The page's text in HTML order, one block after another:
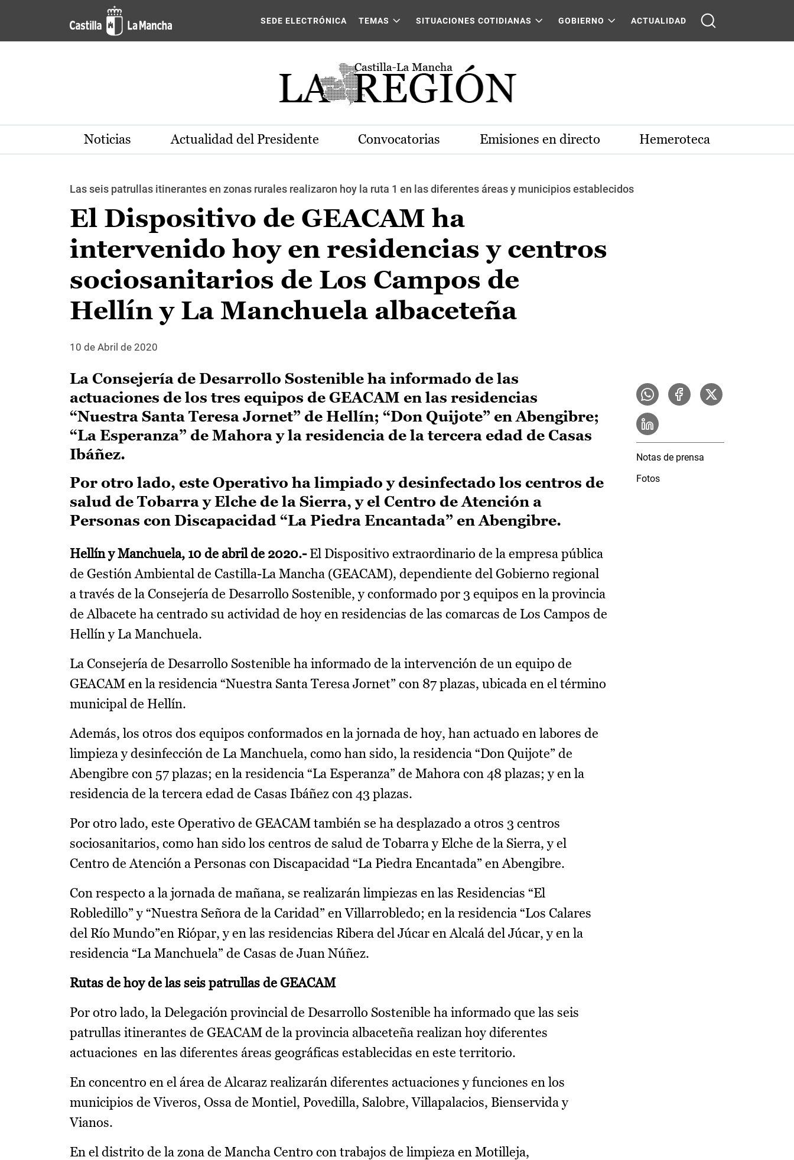
Pasar al contenido principal
SEDE ELECTRÓNICA TEMAS SITUACIONES COTIDIANAS GOBIERNO ACTUALIDAD
Noticias Actualidad del Presidente Convocatorias Emisiones en directo Hemeroteca
Las seis patrullas itinerantes en zonas rurales realizaron hoy la ruta 1 en las diferentes áreas y municipios establecidos
El Dispositivo de GEACAM ha
intervenido hoy en residencias y centros
sociosanitarios de Los Campos de
Hellín y La Manchuela albaceteña
10 de Abril de 2020
La Consejería de Desarrollo Sostenible ha informado de las
actuaciones de los tres equipos de GEACAM en las residencias
“Nuestra Santa Teresa Jornet” de Hellín; “Don Quijote” en Abengibre;
“La Esperanza” de Mahora y la residencia de la tercera edad de Casas
Ibáñez.
Por otro lado, este Operativo ha limpiado y desinfectado los centros de
salud de Tobarra y Elche de la Sierra, y el Centro de Atención a
Personas con Discapacidad “La Piedra Encantada” en Abengibre.
Hellín y Manchuela, 10 de abril de 2020.-El Dispositivo extraordinario de la empresa pública
de Gestión Ambiental de Castilla-La Mancha (GEACAM), dependiente del Gobierno regional
a través de la Consejería de Desarrollo Sostenible, y conformado por 3 equipos en la provincia
de Albacete ha centrado su actividad de hoy en residencias de las comarcas de Los Campos de
Hellín y La Manchuela.
La Consejería de Desarrollo Sostenible ha informado de la intervención de un equipo de
GEACAM en la residencia “Nuestra Santa Teresa Jornet” con 87 plazas, ubicada en el término
municipal de Hellín.
Además, los otros dos equipos conformados en la jornada de hoy, han actuado en labores de
limpieza y desinfección de La Manchuela, como han sido, la residencia “Don Quijote” de
Abengibre con 57 plazas; en la residencia “La Esperanza” de Mahora con 48 plazas; y en la
residencia de la tercera edad de Casas Ibáñez con 43 plazas.
Por otro lado, este Operativo de GEACAM también se ha desplazado a otros 3 centros
sociosanitarios, como han sido los centros de salud de Tobarra y Elche de la Sierra, y el
Centro de Atención a Personas con Discapacidad “La Piedra Encantada” en Abengibre.
Con respecto a la jornada de mañana, se realizarán limpiezas en las Residencias “El
Robledillo” y “Nuestra Señora de la Caridad” en Villarrobledo; en la residencia “Los Calares
del Río Mundo”en Riópar, y en las residencias Ribera del Júcar en Alcalá del Júcar, y en la
residencia “La Manchuela” de Casas de Juan Núñez.
Rutas de hoy de las seis patrullas de GEACAM
Por otro lado, la Delegación provincial de Desarrollo Sostenible ha informado que las seis
patrullas itinerantes de GEACAM de la provincia albaceteña realizan hoy diferentes
actuaciones en las diferentes áreas geográficas establecidas en este territorio.
En concentro en el área de Alcaraz realizarán diferentes actuaciones y funciones en los
municipios de Viveros, Ossa de Montiel, Povedilla, Salobre, Villapalacios, Bienservida y
Vianos.
En el distrito de la zona de Mancha Centro con trabajos de limpieza en Motilleja,
Notas de prensa
Fotos